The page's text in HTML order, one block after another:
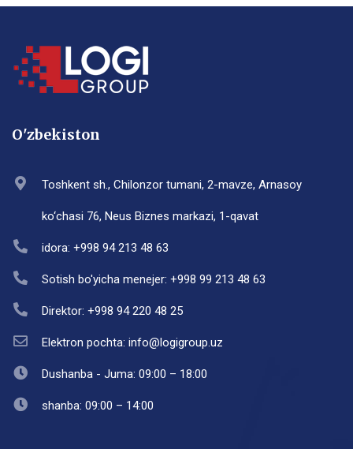
O'zbekiston
Toshkent sh., Chilonzor tumani, 2-mavze, Arnasoy
ko‘chasi 76, Neus Biznes markazi, 1-qavat
idora: +998 94 213 48 63
Sotish bo'yicha menejer: +998 99 213 48 63
Direktor: +998 94 220 48 25
Elektron pochta: info@logigroup.uz
Dushanba - Juma: 09:00 – 18:00
shanba: 09:00 – 14:00